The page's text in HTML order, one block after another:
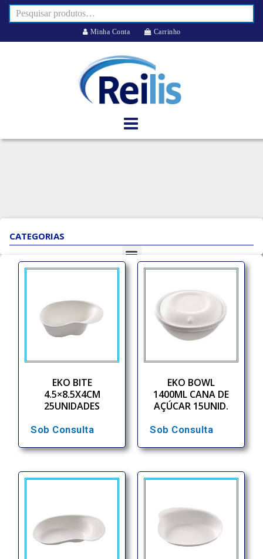
Minha Conta Carrinho
CATEGORIAS
EKO BITE
4.5×8.5X4CM
25UNIDADES
Sob Consulta
EKO BOWL
1400ML CANA DE
AÇÚCAR 15UNID.
Sob Consulta